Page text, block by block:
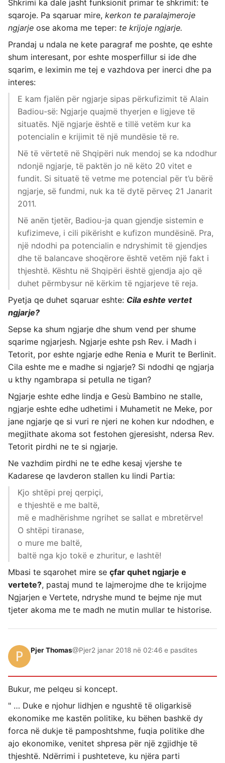
Shkrimi ka dale jasht funksionit primar te shkrimit: te
sqaroje. Pa sqaruar mire, kerkon te paralajmeroje
ngjarje ose akoma me teper: te krijoje ngjarje.
Prandaj u ndala ne kete paragraf me poshte, qe eshte
shum interesant, por eshte mosperfillur si ide dhe
sqarim, e leximin me tej e vazhdova per inerci dhe pa
interes:
E kam fjalën për ngjarje sipas përkufizimit të Alain
Badiou-së: Ngjarje quajmë thyerjen e ligjeve të
situatës. Një ngjarje është e tillë vetëm kur ka
potencialin e krijimit të një mundësie të re.
Në të vërtetë në Shqipëri nuk mendoj se ka ndodhur
ndonjë ngjarje, të paktën jo në këto 20 vitet e
fundit. Si situatë të vetme me potencial për t’u bërë
ngjarje, së fundmi, nuk ka të dytë përveç 21 Janarit
2011.
Në anën tjetër, Badiou-ja quan gjendje sistemin e
kufizimeve, i cili pikërisht e kufizon mundësinë. Pra,
një ndodhi pa potencialin e ndryshimit të gjendjes
dhe të balancave shoqërore është vetëm një fakt i
thjeshtë. Kështu në Shqipëri është gjendja ajo që
duhet përmbysur në kërkim të ngjarjeve të reja.
Pyetja qe duhet sqaruar eshte: Cila eshte vertet
ngjarje?
Sepse ka shum ngjarje dhe shum vend per shume
sqarime ngjarjesh. Ngjarje eshte psh Rev. i Madh i
Tetorit, por eshte ngjarje edhe Renia e Murit te Berlinit.
Cila eshte me e madhe si ngjarje? Si ndodhi qe ngjarja
u kthy ngambrapa si petulla ne tigan?
Ngjarje eshte edhe lindja e Gesù Bambino ne stalle,
ngjarje eshte edhe udhetimi i Muhametit ne Meke, por
jane ngjarje qe si vuri re njeri ne kohen kur ndodhen, e
megjithate akoma sot festohen gjeresisht, ndersa Rev.
Tetorit pirdhi ne te si ngjarje.
Ne vazhdim pirdhi ne te edhe kesaj vjershe te
Kadarese qe lavderon stallen ku lindi Partia:
Kjo shtëpi prej qerpiçi,
e thjeshtë e me baltë,
më e madhërishme ngrihet se sallat e mbretërve!
O shtëpi tiranase,
o mure me baltë,
baltë nga kjo tokë e zhuritur, e lashtë!
Mbasi te sqarohet mire se çfar quhet ngjarje e
vertete?, pastaj mund te lajmerojme dhe te krijojme
Ngjarjen e Vertete, ndryshe mund te bejme nje mut
tjeter akoma me te madh ne mutin mullar te historise.
Pjer Thomas@Pjer2 janar 2018 në 02:46 e pasdites
Bukur, me pelqeu si koncept.
" … Duke e njohur lidhjen e ngushtë të oligarkisë
ekonomike me kastën politike, ku bëhen bashkë dy
forca në dukje të pamposhtshme, fuqia politike dhe
ajo ekonomike, venitet shpresa për një zgjidhje të
thjeshtë. Ndërrimi i pushteteve, ku njëra parti